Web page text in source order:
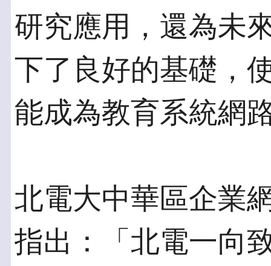
研究應用，還為未
下了良好的基礎，
能成為教育系統網
北電大中華區企業
指出：「北電一向